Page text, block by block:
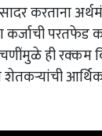
करताना
परतफेड
ही रक्कम